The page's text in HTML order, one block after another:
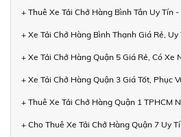
+ Thuê Xe Tải Chở Hàng Bình Tân Uy Tín
+ Xe Tải Chở Hàng Bình Thạnh Giá Rẻ, Uy
+ Xe Tải Chở Hàng Quận 5 Giá Rẻ, Có Xe
+ Xe Tải Chở Hàng Quận 3 Giá Tốt, Phục
+ Thuê Xe Tải Chở Hàng Quận 1 TPHCM
+ Cho Thuê Xe Tải Chở Hàng Quận 7 Uy